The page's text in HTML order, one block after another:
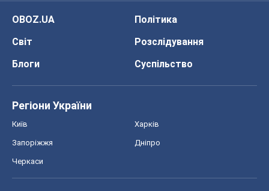
OBOZ.UA
Політика
Світ
Розслідування
Блоги
Суспільство
Регіони України
Київ Харків
Запоріжжя Дніпро
Черкаси